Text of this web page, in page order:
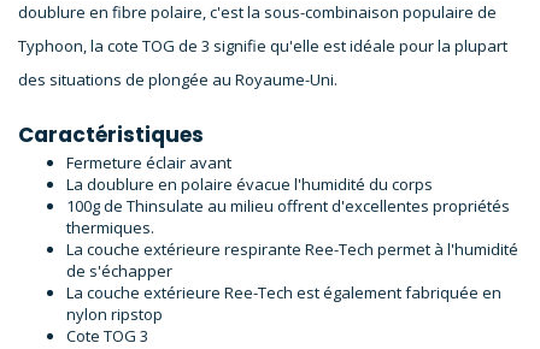
doublure en fibre polaire, c'est la sous-combinaison populaire de
Typhoon, la cote TOG de 3 signifie qu'elle est idéale pour la plupart
des situations de plongée au Royaume-Uni.
Caractéristiques
Fermeture éclair avant
La doublure en polaire évacue l'humidité du corps
100g de Thinsulate au milieu offrent d'excellentes propriétés
thermiques.
La couche extérieure respirante Ree-Tech permet à l'humidité
de s'échapper
La couche extérieure Ree-Tech est également fabriquée en
nylon ripstop
Cote TOG 3